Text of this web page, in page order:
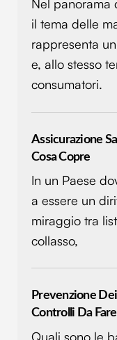
Nel panorama
il tema delle
rappresenta
e, allo stesso
consumatori.
Assicurazione
Cosa Copre
In un Paese
a essere un
miraggio tra
collasso,
Prevenzione Dei
Controlli Da Fare
Quali sono le